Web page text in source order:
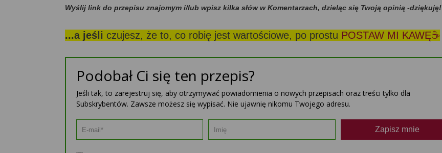
Wyślij link do przepisu znajomym i/lub wpisz kilka słów w Komentarzach, dzieląc się Twoją opinią -dziękuję!
...a jeśli czujesz, że to, co robię jest wartościowe, po prostu POSTAW MI KAWĘ☕
Podobał Ci się ten przepis?
Jeśli tak, to zarejestruj się, aby otrzymywać powiadomienia o nowych przepisach oraz treści tylko dla
Subskrybentów. Zawsze możesz się wypisać. Nie ujawnię nikomu Twojego adresu.
Zapisz mnie